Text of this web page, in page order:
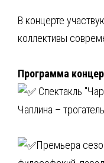
В концерте
коллективы
Программа
Спектакль
Чаплина –
Премьера